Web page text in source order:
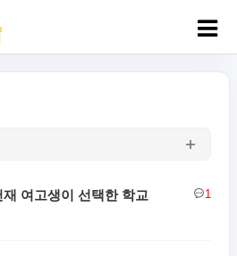
재 여고생이 선택한 학교
1